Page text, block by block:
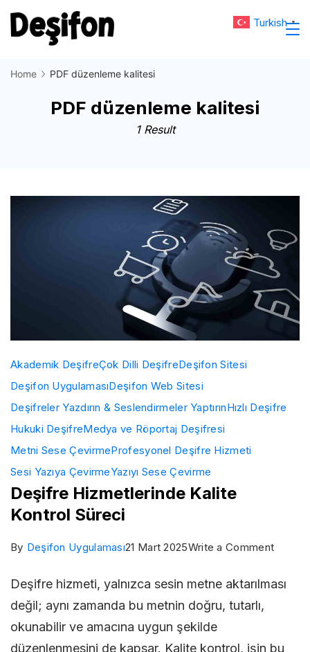
Skip
to
Home PDF düzenleme kalitesi
PDF düzenleme kalitesi
1 Result
Akademik DeşifreÇok Dilli DeşifreDeşifon Sitesi
Deşifon UygulamasıDeşifon Web Sitesi
Deşifreler Yazdırın & Seslendirmeler YaptırınHızlı Deşifre
Hukuki DeşifreMedya ve Röportaj Deşifresi
Metni Sese ÇevirmeProfesyonel Deşifre Hizmeti
Sesi Yazıya ÇevirmeYazıyı Sese Çevirme
Deşifre Hizmetlerinde Kalite
Kontrol Süreci
By Deşifon Uygulaması21 Mart 2025Write a Commenton
Deşifre hizmeti, yalnızca sesin metne aktarılması
değil; aynı zamanda bu metnin doğru, tutarlı,
okunabilir ve amacına uygun şekilde
düzenlenmesini de kapsar. Kalite kontrol, işin bu
Turkish ▼